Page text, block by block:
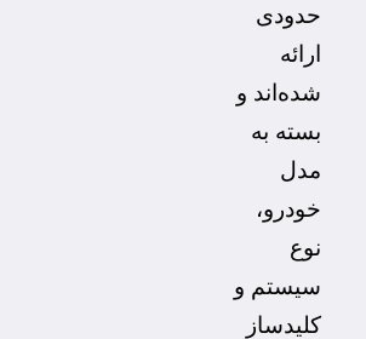
حدودی
ارائه
شده‌اند و
بسته به
مدل
خودرو،
نوع
سیستم و
کلیدساز